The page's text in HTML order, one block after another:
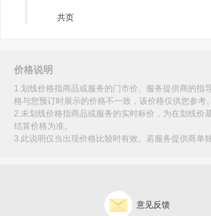
共页
价格说明
1.划线价格指商品或服务的门市价、服务提供商的
格与您预订时展示的价格不一致，该价格仅供您参考。
2.未划线价格指商品或服务的实时标价，为在划线价
结算价格为准。
3.此说明仅当出现价格比较时有效。若服务提供商
意见反馈